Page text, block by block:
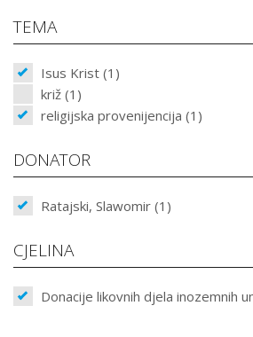
TEMA
Isus Krist (1)
križ (1)
religijska provenijencija (1)
DONATOR
Ratajski, Slawomir (1)
CJELINA
Donacije likovnih djela inozemnih